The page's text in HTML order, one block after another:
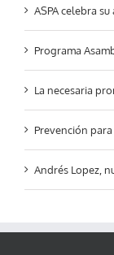
ASPA celebra
Programa
La necesaria
Prevención
Andrés Lopez,